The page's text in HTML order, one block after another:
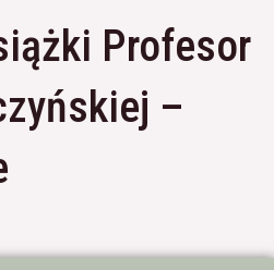
Profesor
–